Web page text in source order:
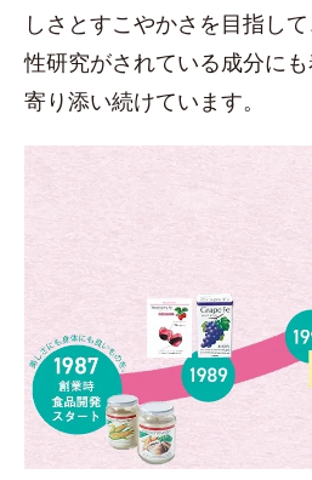
しさとすこやかさを目指し
性研究がされている成分に
寄り添い続けています。